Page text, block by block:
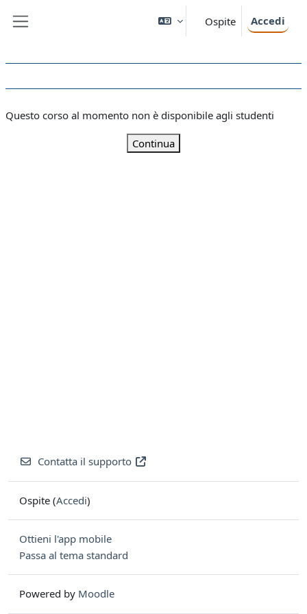
Ospite Accedi
Questo corso al momento non è disponibile agli studenti
Continua
Contatta il supporto
Ospite (Accedi)
Ottieni l'app mobile
Passa al tema standard
Powered by Moodle